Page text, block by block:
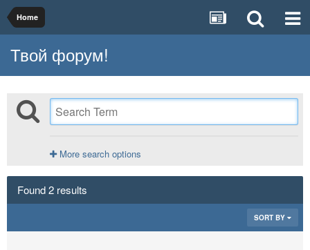
Home
Твой форум!
More search options
Found 2 results
SORT BY